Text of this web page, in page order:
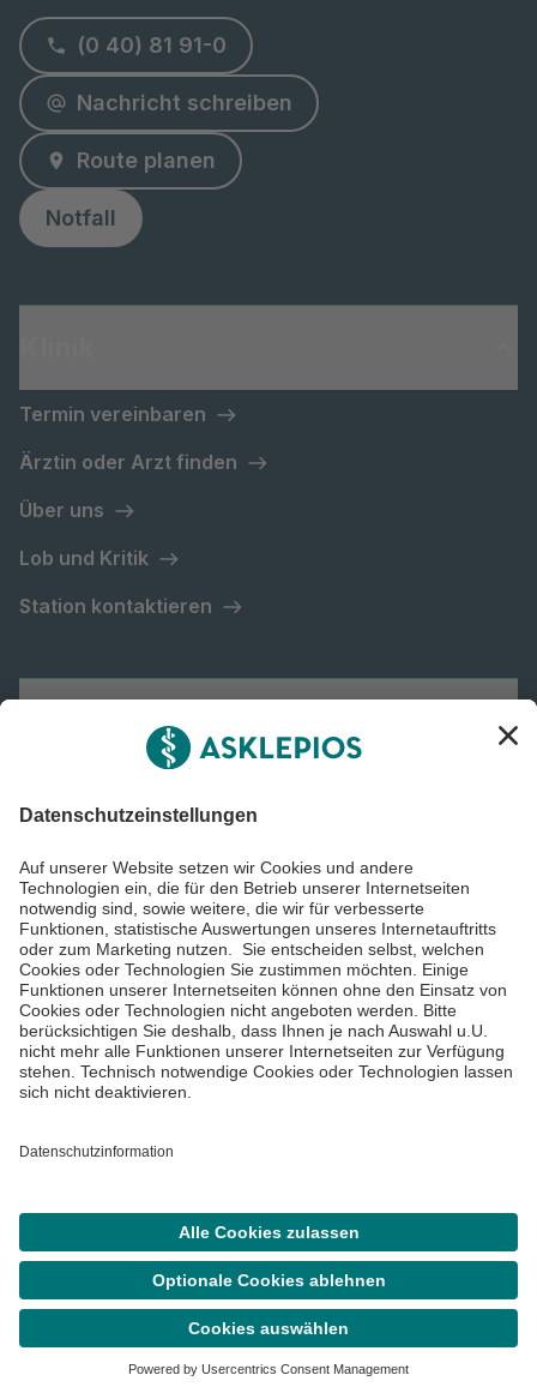
Menü
SucheTermin
(0 40) 81 91-0
Nachricht schreiben
Route planen
Notfall
Termin vereinbaren
Ärztin oder Arzt finden
Über uns
Lob und Kritik
Station kontaktieren
Asklepios Gruppe
Impressum
©Asklepios Kliniken GmbH & Co. KGaA 2026